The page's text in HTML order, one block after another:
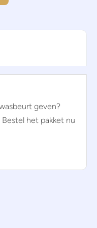
geven?
het pakket nu